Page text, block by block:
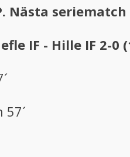
Nästa
IF - Hille IF 2-0